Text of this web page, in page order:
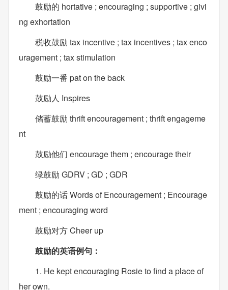
鼓励的 hortative ; encouraging ; supportive ; givi
ng exhortation
税收鼓励 tax incentive ; tax incentives ; tax enco
uragement ; tax stimulation
鼓励一番 pat on the back
鼓励人 Inspires
储蓄鼓励 thrift encouragement ; thrift engageme
nt
鼓励他们 encourage them ; encourage their
绿鼓励 GDRV ; GD ; GDR
鼓励的话 Words of Encouragement ; Encourage
ment ; encouraging word
鼓励对方 Cheer up
鼓励的英语例句：
1. He kept encouraging Rosie to find a place of
her own.